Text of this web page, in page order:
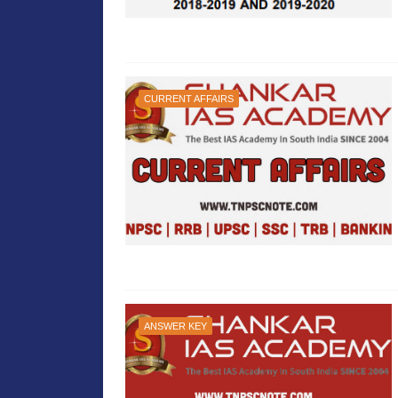
CURRENT AFFAIRS
ANSWER KEY